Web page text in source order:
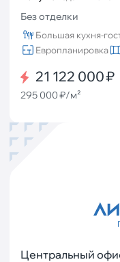
Без отделки
Большая кухня-
Европланировка
21 122 000 ₽
295 000 ₽/м²
Центральный